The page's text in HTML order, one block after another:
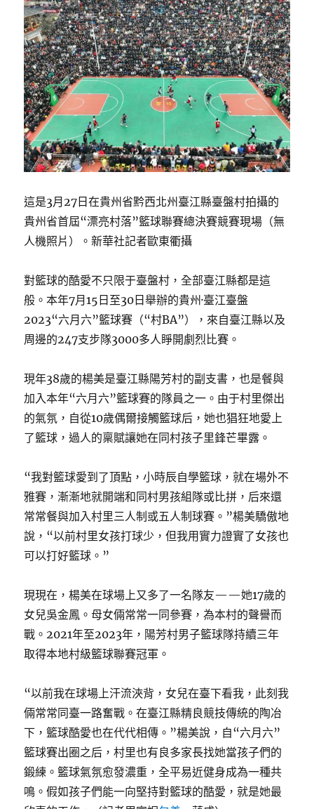
這是3月27日在貴州省黔西北州臺江縣臺盤村拍攝的
貴州省首屆“漂亮村落”籃球聯賽總決賽競賽現場（無
人機照片）。新華社記者歐東衢攝
對籃球的酷愛不只限于臺盤村，全部臺江縣都是這
般。本年7月15日至30日舉辦的貴州·臺江臺盤
2023“六月六”籃球賽（“村BA”），來自臺江縣以及
周邊的247支步隊3000多人睜開劇烈比賽。
現年38歲的楊美是臺江縣陽芳村的副支書，也是餐與
加入本年“六月六”籃球賽的隊員之一。由于村里傑出
的氣氛，自從10歲偶爾接觸籃球后，她也猖狂地愛上
了籃球，過人的稟賦讓她在同村孩子里鋒芒畢露。
“我對籃球愛到了頂點，小時辰自學籃球，就在場外不
雅賽，漸漸地就開端和同村男孩組隊或比拼，后來還
常常餐與加入村里三人制或五人制球賽。”楊美驕傲地
說，“以前村里女孩打球少，但我用實力證實了女孩也
可以打好籃球。”
現現在，楊美在球場上又多了一名隊友——她17歲的
女兒吳金鳳。母女倆常常一同參賽，為本村的聲譽而
戰。2021年至2023年，陽芳村男子籃球隊持續三年
取得本地村級籃球聯賽冠軍。
“以前我在球場上汗流浹背，女兒在臺下看我，此刻我
倆常常同臺一路奮戰。在臺江縣精良競技傳統的陶冶
下，籃球酷愛也在代代相傳。”楊美說，自“六月六”
籃球賽出圈之后，村里也有良多家長找她當孩子們的
鍛練。籃球氣氛愈發濃重，全平易近健身成為一種共
鳴。假如孩子們能一向堅持對籃球的酷愛，就是她最